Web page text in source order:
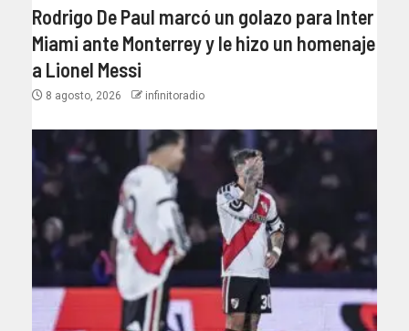
Rodrigo De Paul marcó un golazo para Inter
Miami ante Monterrey y le hizo un homenaje
a Lionel Messi
8 agosto, 2026 infinitoradio